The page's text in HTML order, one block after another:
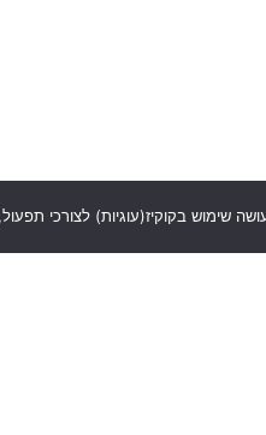
שימוש בקוקיז(עוגיות) לצורכי